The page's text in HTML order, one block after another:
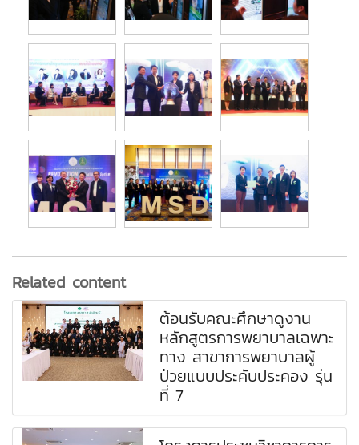
Related content
ต้อนรับคณะศึกษาดูงาน
หลักสูตรการพยาบาลเฉพาะ
ทาง สาขาการพยาบาลผู้
ป่วยแบบประคับประคอง รุ่น
ที่ 7